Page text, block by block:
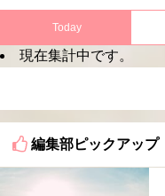
Today
現在集計中です。
編集部ピックアップ